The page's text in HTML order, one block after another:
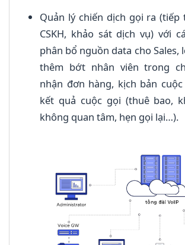
Quản lý chiến dịch gọi ra (tiếp
CSKH, khảo sát dịch vụ) với
phân bổ nguồn data cho Sales,
thêm bớt nhân viên trong
nhận đơn hàng, kịch bản
kết quả cuộc gọi (thuê bao,
không quan tâm, hẹn gọi lại…).